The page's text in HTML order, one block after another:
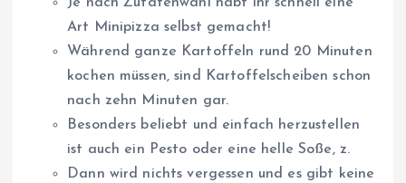
Je nach Zutatenwahl habt ihr schnell eine
Art Minipizza selbst gemacht!
Während ganze Kartoffeln rund 20 Minuten
kochen müssen, sind Kartoffelscheiben schon
nach zehn Minuten gar.
Besonders beliebt und einfach herzustellen
ist auch ein Pesto oder eine helle Soße, z.
Dann wird nichts vergessen und es gibt keine